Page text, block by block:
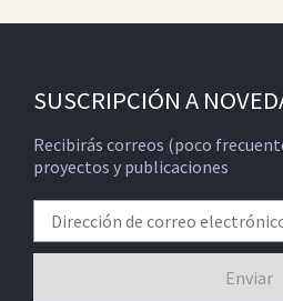
SUSCRIPCIÓN A
Recibirás correos (poco
proyectos y publicaciones